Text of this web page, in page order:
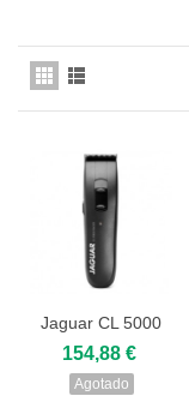
Jaguar CL 5000
Racer
154,88 €
Agotado